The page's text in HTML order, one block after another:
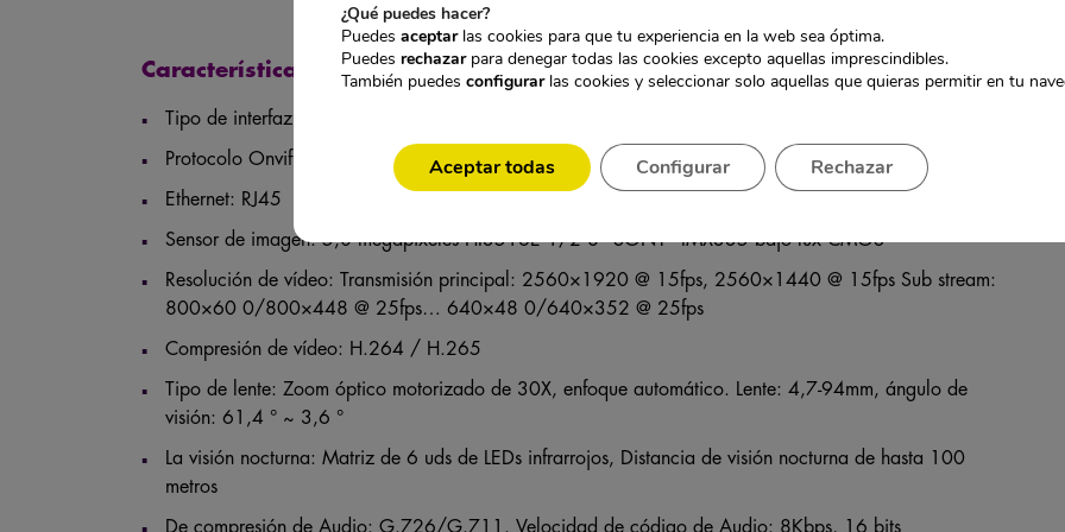
Características técnicas de la cámara solar autónoma
Tipo de interfaz del router: Micro-SIM, plug and play, fácil de configurar
Protocolo Onvif: Si
Ethernet: RJ45
Sensor de imagen: 5,0 megapíxeles HI3516E 1/2 8 “SONY” IMX335 bajo lux CMOS
Resolución de vídeo: Transmisión principal: 2560×1920 @ 15fps, 2560×1440 @ 15fps Sub stream:
800×60 0/800×448 @ 25fps… 640×48 0/640×352 @ 25fps
Compresión de vídeo: H.264 / H.265
Tipo de lente: Zoom óptico motorizado de 30X, enfoque automático. Lente: 4,7-94mm, ángulo de
visión: 61,4 ° ~ 3,6 °
La visión nocturna: Matriz de 6 uds de LEDs infrarrojos, Distancia de visión nocturna de hasta 100
metros
De compresión de Audio: G.726/G.711. Velocidad de código de Audio: 8Kbps, 16 bits
¿Qué puedes hacer?
Puedes aceptarlas cookies para que tu experiencia en la web sea óptima.
Puedes rechazarpara denegar todas las cookies excepto aquellas imprescindibles.
También puedes configurarlas cookies y seleccionar solo aquellas que quieras permitir en tu
Aceptar todas Rechazar
Configurar